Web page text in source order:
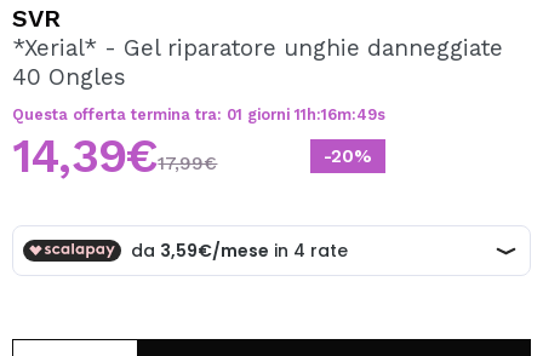
Creando un account su Maquibeauty.it potrai fare i tuoi
acquisti velocemente, controllare lo stato dei tuoi ordini e
SVR
*Xerial* - Gel riparatore unghie danneggiate
40 Ongles
Questa offerta termina tra: 01 giorni 11 h:16m:49s
-20%
14,39€17,99€